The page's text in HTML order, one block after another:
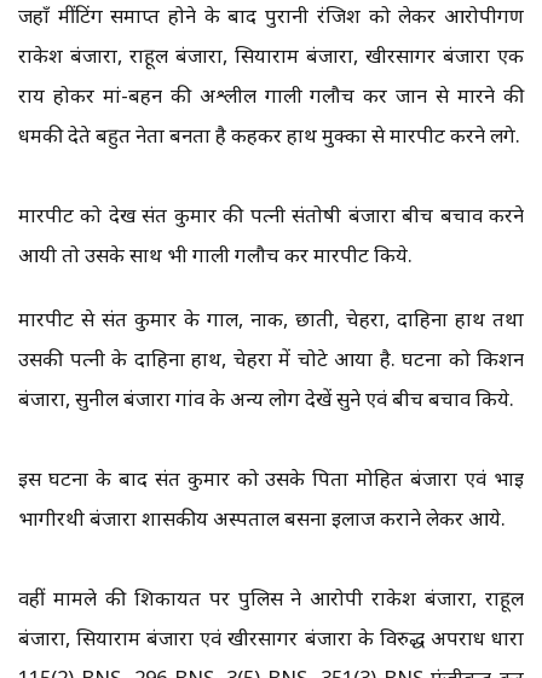
जहाँ मींटिंग समाप्त होने के बाद पुरानी रंजिश को लेकर आरोपीगण
राकेश बंजारा, राहूल बंजारा, सियाराम बंजारा, खीरसागर बंजारा एक
राय होकर मां-बहन की अश्लील गाली गलौच कर जान से मारने की
धमकी देते बहुत नेता बनता है कहकर हाथ मुक्का से मारपीट करने लगे.
मारपीट को देख संत कुमार की पत्नी संतोषी बंजारा बीच बचाव करने
आयी तो उसके साथ भी गाली गलौच कर मारपीट किये.
मारपीट से संत कुमार के गाल, नाक, छाती, चेहरा, दाहिना हाथ तथा
उसकी पत्नी के दाहिना हाथ, चेहरा में चोटे आया है. घटना को किशन
बंजारा, सुनील बंजारा गांव के अन्य लोग देखें सुने एवं बीच बचाव किये.
इस घटना के बाद संत कुमार को उसके पिता मोहित बंजारा एवं भाई
भागीरथी बंजारा शासकीय अस्पताल बसना ईलाज कराने लेकर आये.
वहीं मामले की शिकायत पर पुलिस ने आरोपी राकेश बंजारा, राहूल
बंजारा, सियाराम बंजारा एवं खीरसागर बंजारा के विरुद्ध अपराध धारा